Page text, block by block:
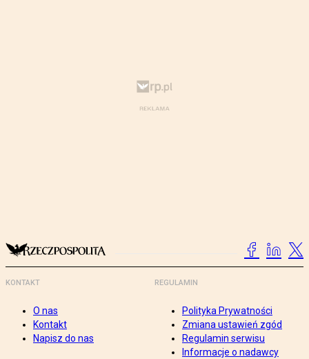
KONTAKT
O nas
Kontakt
Napisz do nas
REGULAMIN
Polityka Prywatności
Zmiana ustawień zgód
Regulamin serwisu
Informacje o nadawcy